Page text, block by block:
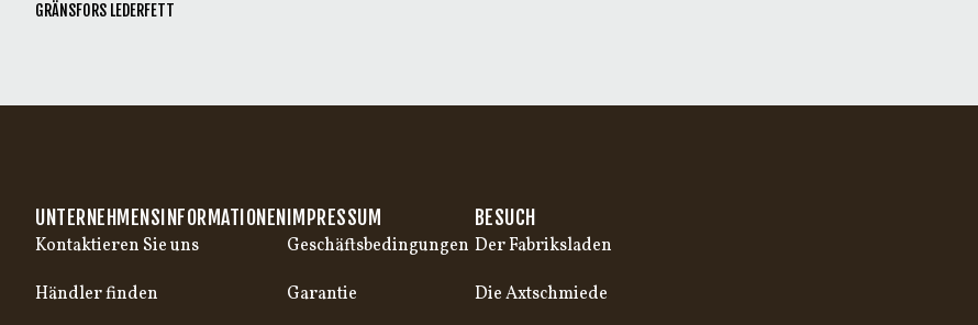
GRÄNSFORS LEDERFETT
UNTERNEHMENSINFORMATIONEN
Kontaktieren Sie uns
Händler finden
IMPRESSUM
Geschäftsbedingungen
Garantie
BESUCH
Der Fabriksladen
Die Axtschmiede